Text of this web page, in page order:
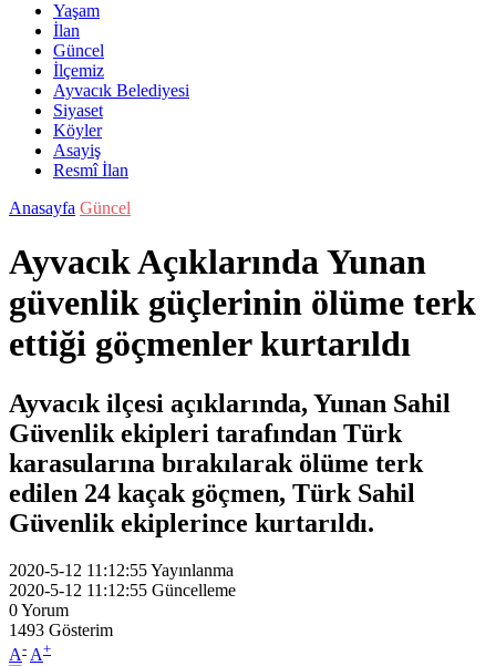
Yaşam
İlan
Güncel
İlçemiz
Ayvacık Belediyesi
Siyaset
Köyler
Asayiş
Resmî İlan
Anasayfa Güncel
Ayvacık Açıklarında Yunan
güvenlik güçlerinin ölüme terk
ettiği göçmenler kurtarıldı
Ayvacık ilçesi açıklarında, Yunan Sahil
Güvenlik ekipleri tarafından Türk
karasularına bırakılarak ölüme terk
edilen 24 kaçak göçmen, Türk Sahil
Güvenlik ekiplerince kurtarıldı.
2020-5-12 11:12:55Yayınlanma
2020-5-12 11:12:55 Güncelleme
0Yorum
1493 Gösterim
A- A+